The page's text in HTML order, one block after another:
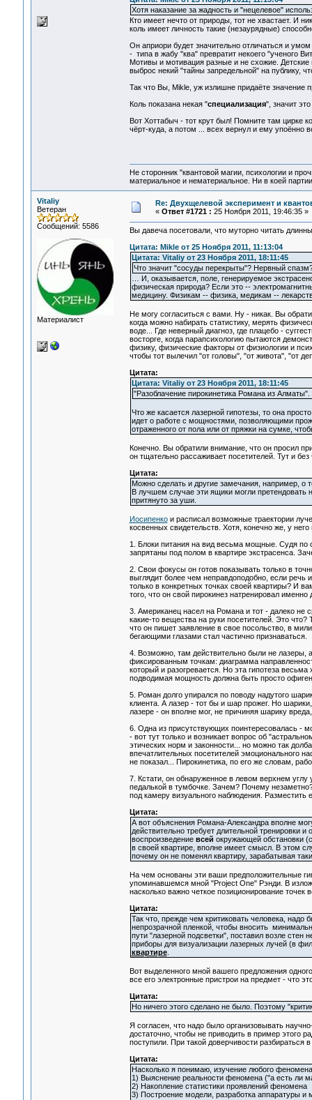
Хотя наказание за жадность и "нецелевое"
Кто имеет нечто от природы, тот не хвастает. И
коль имеет личность такие (незаурядные)
Он априори будет значительно отличаться и
- типа в жабу "ква" превратит некоего "ученого
Мотивы и мотивация разные и не схожие.
выброс некий "тайны запредельной" на публику,
Так что Вы, Mikle, уж излишне придаёте значение
Коль показана некая "специализация", значит это
Вот Хоттабыч - тот крут был! Помните там цирке
чёрт-куда, а потом ... всех вернул и ему упоённо
Не сторонник "квантовой магии, психологии и
материальное и нематериальное. Ни в коей
Vitaliy
Ветеран
Сообщений: 5586
Материалист
Re: Двухщелевой эксперимент и
« Ответ #1721 : 25 Ноября 2011, 19:46:35 »
Вы давеча посетовали, что муторно читать
Цитата: Mikle от 25 Ноября 2011, 11:13:04
Цитата: Vitaliy от 23 Ноября 2011, 18:11:45
Что значит "сосуды перекрыты"? Нервный
… И, оказывается, поле, генерируемое
физическая природа? Если это --
медицину. Физикам -- физика, медикам --
Не могу согласиться с вами. Ну - никак. Вы
когда можно набирать статистику, мерять
воде... Где неверный диагноз, где плацебо -
восторге, когда парапсихологию пытаются
физику, физические факторы от физиологии и
чтобы тот вылечил "от головы", "от живота", "от
Цитата:
Цитата: Vitaliy от 23 Ноября 2011, 18:11:45
"Разоблачение пирокинетика Романа из Алматы".
Что же касается лазерной гипотезы, то она
идет о работе с мощностями, позволяющими
отраженного от пола или от пряжки на сумке,
Конечно. Вы обратили внимание, что он просил
он тщательно рассаживает посетителей. Тут и
Цитата:
Можно сделать и другие замечания, например, о
В лучшем случае эти ящики могли претендовать
притянуто за уши.
Иосипенкои расписал возможные траектории
косвенных свидетельств. Хотя, конечно же, у
1. Блоки питания на вид весьма мощные. Судя
запрятаны под полом в квартире экстрасенса.
2. Свои фокусы он готов показывать только в
выглядит более чем неправдоподобно, если речь
только в конкретных точках своей квартиры? И
того, что он свой пирокинез натренировал именно
3. Американец насел на Романа и тот - далеко не
какие-то вещества на руки посетителей. Это
что он пишет заявление в свое посольство, в
бегающими глазами стал частично признаваться.
4. Возможно, там действительно были не лазеры,
фиксированным точкам: диаграмма
который и разогревается. Но эта гипотеза
подводимая мощность должна быть просто
5. Роман долго упирался по поводу надутого
клиента. А лазер - тот бы и шар прожег. Но
лазере - он вполне мог, не причиняя шарику
6. Одна из присутствующих поинтересовалась -
- вот тут только и возникает вопрос об
этических норм и законности... но можно так
впечатлительных посетителей эмоционального
не показал... Пирокинетика, по его же словам,
7. Кстати, он обнаруженное в левом верхнем
педалькой в тумбочке. Зачем? Почему
под камеру визуального наблюдения. Разместить
Цитата:
А вот объяснения Романа-Александра вполне
действительно требует длительной тренировки
воспроизведение всей окружающей обстановки
в своей квартире, вполне имеет смысл. В этом
почему он не поменял квартиру, зарабатывая
На чем основаны эти ваши предположительные
упоминавшемся мной "Project One" Рэнди. В
насколько важно четкое позиционирование точек
Цитата:
Так что, прежде чем критиковать человека, надо
непрозрачной пленкой, чтобы вносить
пути "лазерной подсветки", поставил возле
приборы для визуализации лазерных лучей (в
квартире.
Вот выделенного мной вашего предложения
все его электронные пристрои на предмет - что
Цитата:
Но ничего этого сделано не было. Поэтому
Я согласен, что надо было организовывать
достаточно, чтобы не приводить в пример этого
поступили. При такой доверчивости разбираться
Цитата:
Насколько я понимаю, изучение любого
1) Выяснение реальности феномена ("а есть ли
2) Накопление статистики проявлений феномена
3) Построение модели, разработка аппаратуры и